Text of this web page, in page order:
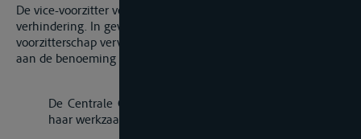
De vice-voorzitter vervangt de voorzitter in geval van
verhindering. In geval van de vacature van het
voorzitterschap vervangt de vice-voorzitter de voorzitter tot
aan de benoeming van een nieuwe voorzitter."
De Centrale Commissie beslist over de organisatie van
haar werkzaamheden en van haar Secretariaat.